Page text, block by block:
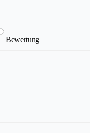
Bewertung